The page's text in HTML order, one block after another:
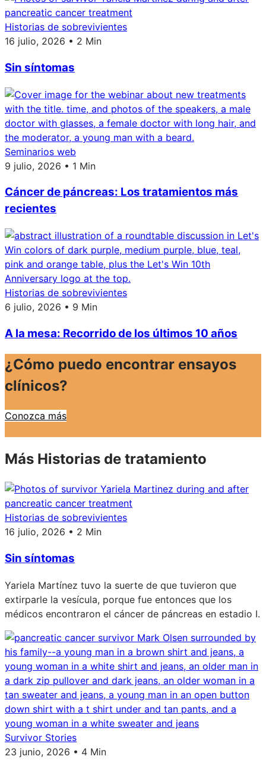
Historias de sobrevivientes
16 julio, 2026 • 2 Min
Sin síntomas
Seminarios web
9 julio, 2026 • 1 Min
Cáncer de páncreas: Los tratamientos más
recientes
Historias de sobrevivientes
6 julio, 2026 • 9 Min
A la mesa: Recorrido de los últimos 10 años
¿Cómo puedo encontrar ensayos
clínicos?
Conozca más
Más Historias de tratamiento
Historias de sobrevivientes
16 julio, 2026 • 2 Min
Sin síntomas
Yariela Martínez tuvo la suerte de que tuvieron que
extirparle la vesícula, porque fue entonces que los
médicos encontraron el cáncer de páncreas en estadio I.
Survivor Stories
23 junio, 2026 • 4 Min